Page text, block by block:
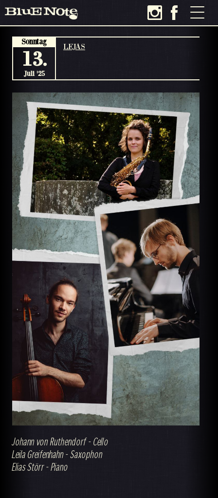
LEJAS
Johann von Ruthendorf - Cello
Leila Greifenhahn - Saxophon
Elias Störr - Piano
Sonntag
13.
Juli '25